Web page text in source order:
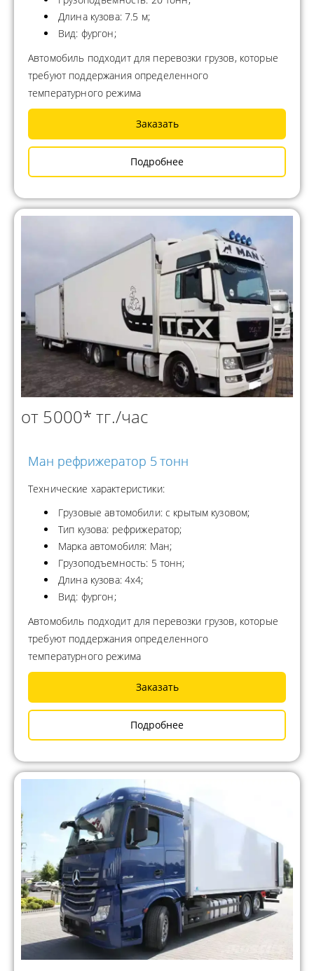
Длина кузова: 7.5 м;
Вид: фургон;
Автомобиль подходит для перевозки грузов, которые
требуют поддержания определенного
температурного режима
Заказать
Подробнее
от 5000* тг./час
Ман рефрижератор 5 тонн
Технические характеристики:
Грузовые автомобили: с крытым кузовом;
Тип кузова: рефрижератор;
Марка автомобиля: Ман;
Грузоподъемность: 5 тонн;
Длина кузова: 4x4;
Вид: фургон;
Автомобиль подходит для перевозки грузов, которые
требуют поддержания определенного
температурного режима
Заказать
Подробнее